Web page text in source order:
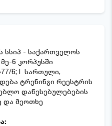
სსიპ - საქართველოს
6 კორპუსში
6; I სართული,
ტრენინგი რეესტრის
დაწესებულებების
და მეოთხე